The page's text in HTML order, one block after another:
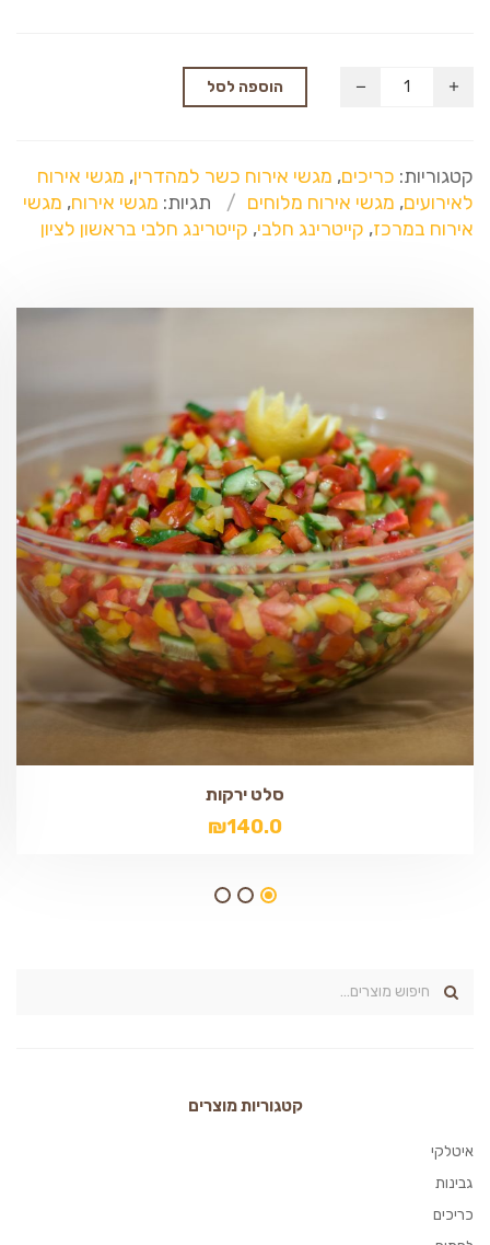
הוספה לסל
קטגוריות: כריכים, מגשי אירוח כשר למהדרין, מגשי אירוח
לאירועים, מגשי אירוח מלוחים תגיות: מגשי אירוח, מגשי
אירוח במרכז, קייטרינג חלבי, קייטרינג חלבי בראשון לציון
סלט ירקות
₪140.0
קטגוריות מוצרים
איטלקי
גבינות
כריכים